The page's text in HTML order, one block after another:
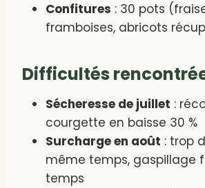
Confitures : 30 pots
framboises, abricots
Difficultés
Sécheresse de juillet :
courgette en baisse 30 %
Surcharge en août : trop
même temps, gaspillage
temps